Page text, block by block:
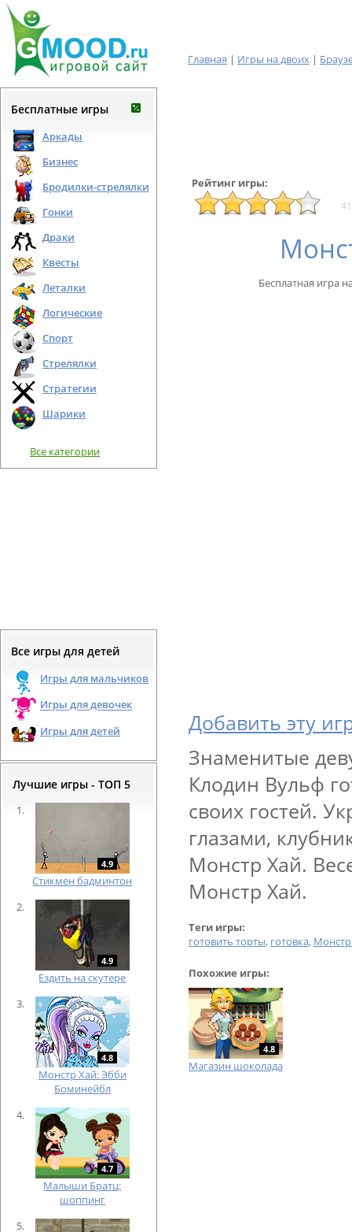
Главная | Игры на двоих |
Бесплатные игры
Аркады
Бизнес
Бродилки-стрелялки
Гонки
Драки
Квесты
Леталки
Логические
Спорт
Стрелялки
Стратегии
Шарики
Все категории
Все игры для детей
Игры для мальчиков
Игры для девочек
Игры для детей
Лучшие игры - ТОП 5
4.9
Cтикмен бадминтон
4.9
Ездить на скутере
4.8
Монстр Хай: Эбби
Боминейбл
4.7
Малыши Братц:
шоппинг
Рейтинг игры:
Бесплатная игра
Добавить эту
Знаменитые
Клодин Вульф
своих гостей.
глазами,
Монстр Хай.
Монстр Хай.
Теги игры:
готовить торты, готовка,
Похожие игры:
4.8
Магазин шоколада